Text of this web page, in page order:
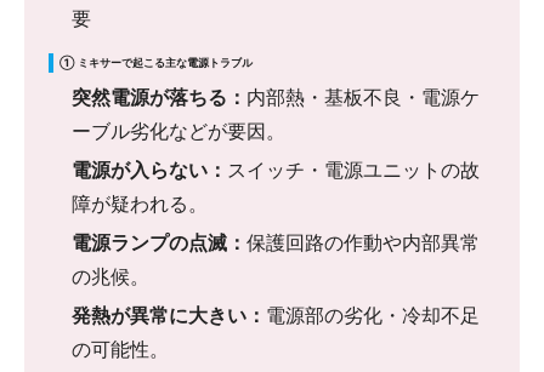
要
① ミキサーで起こる主な電源トラブル
突然電源が落ちる： 内部熱・基板不良・電源ケ
ーブル劣化などが要因。
電源が入らない： スイッチ・電源ユニットの故
障が疑われる。
電源ランプの点滅： 保護回路の作動や内部異常
の兆候。
発熱が異常に大きい： 電源部の劣化・冷却不足
の可能性。